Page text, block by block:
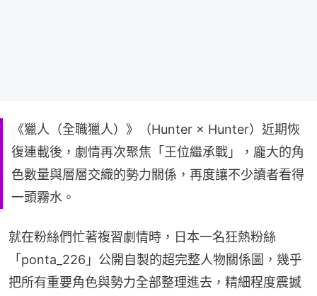
《獵人（全職獵人）》（Hunter × Hunter）近期恢
復連載後，劇情再次聚焦「王位繼承戰」，龐大的角
色數量與層層交織的勢力關係，再度讓不少讀者看得
一頭霧水。
就在粉絲們忙著複習劇情時，日本一名狂熱粉絲
「ponta_226」公開自製的超完整人物關係圖，幾乎
把所有重要角色與勢力全部整理進去，精細程度震撼